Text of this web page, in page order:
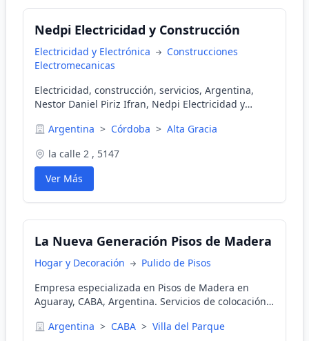
Nedpi Electricidad y Construcción
Electricidad y Electrónica
Construcciones
Electromecanicas
Electricidad, construcción, servicios, Argentina,
Nestor Daniel Piriz Ifran, Nedpi Electricidad y
renovable, construcción con hormigón, grúas,
Argentina > Córdoba > Alta Gracia
la calle 2 , 5147
Ver Más
La Nueva Generación Pisos de Madera
Hogar y Decoración
Pulido de Pisos
Empresa especializada en Pisos de Madera en
Aguaray, CABA, Argentina. Servicios de colocación,
flotantes y más. Más de 30 años de experiencia en
Argentina > CABA > Villa del Parque